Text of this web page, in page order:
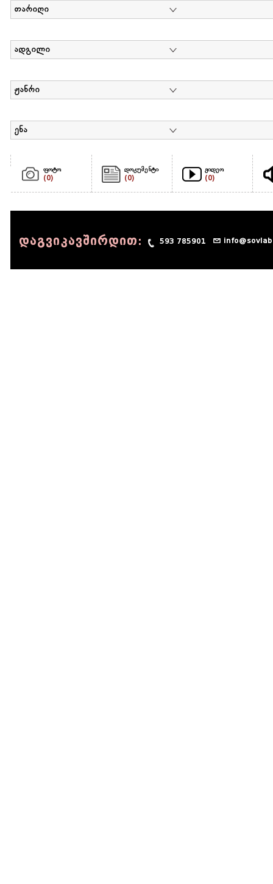
თარიღი
ადგილი
ჟანრი
ენა
ფოტო
(0)
დოკუმენტი
(0)
ვიდეო
(0)
დაგვიკავშირდით: 593 785901